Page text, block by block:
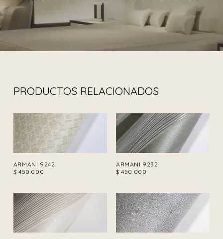
PRODUCTOS RELACIONADOS
ARMANI 9242
$450.000
ARMANI 9232
$450.000